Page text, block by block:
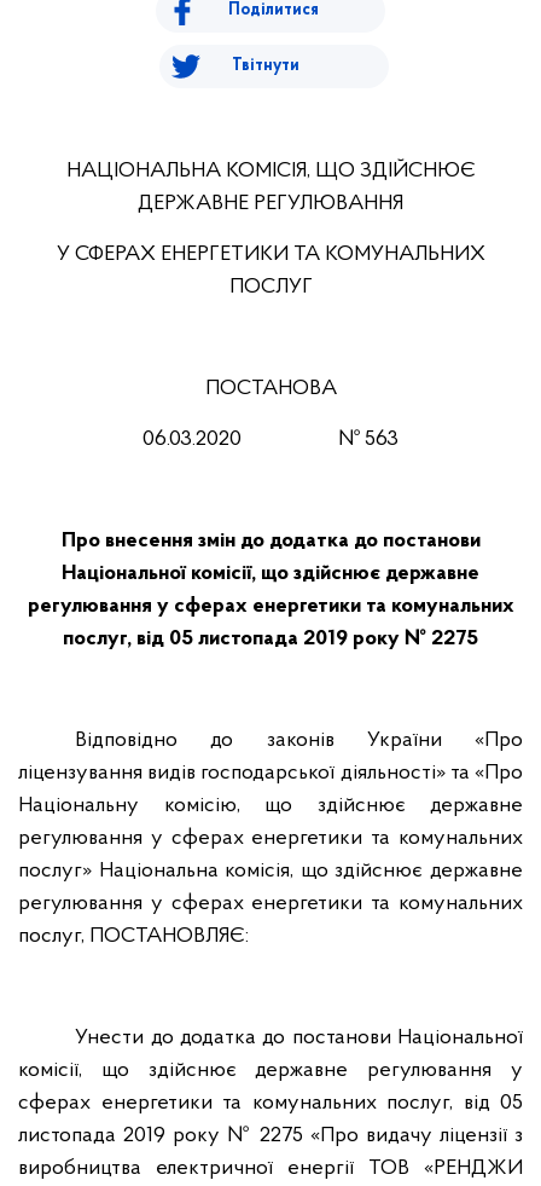
Поділитися
Твітнути
НАЦІОНАЛЬНА КОМІСІЯ, ЩО ЗДІЙСНЮЄ
ДЕРЖАВНЕ РЕГУЛЮВАННЯ
У СФЕРАХ ЕНЕРГЕТИКИ ТА КОМУНАЛЬНИХ
ПОСЛУГ
ПОСТАНОВА
06.03.2020 № 563
Про внесення змін до додатка до постанови
Національної комісії, що здійснює державне
регулювання у сферах енергетики та комунальних
послуг, від 05 листопада 2019 року № 2275
Відповідно до законів України «Про
ліцензування видів господарської діяльності» та «Про
Національну комісію, що здійснює державне
регулювання у сферах енергетики та комунальних
послуг» Національна комісія, що здійснює державне
регулювання у сферах енергетики та комунальних
послуг, ПОСТАНОВЛЯЄ:
Унести до додатка до постанови Національної
комісії, що здійснює державне регулювання у
сферах енергетики та комунальних послуг, від 05
листопада 2019 року № 2275 «Про видачу ліцензії з
виробництва електричної енергії ТОВ «РЕНДЖИ